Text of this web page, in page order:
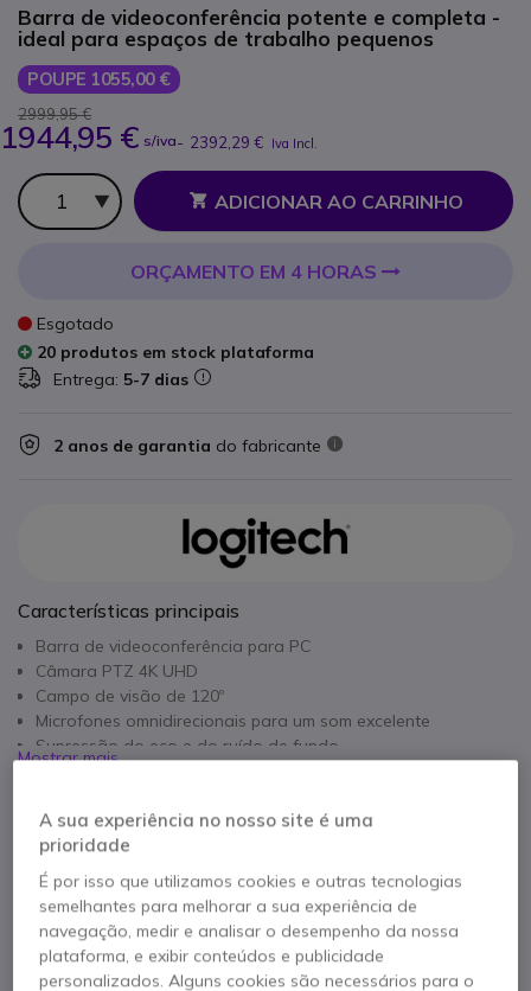
Barra de videoconferência potente e completa -
ideal para espaços de trabalho pequenos
POUPE 1055,00 €
2999,95 €
1944,95 € s/iva- 2392,29 € Iva Incl.
Qtd
ADICIONAR AO CARRINHO
ORÇAMENTO EM 4 HORAS
Esgotado
20 produtos em stock plataforma
Entrega: 5-7 dias
2 anos de garantia do fabricante
Características principais
Barra de videoconferência para PC
Câmara PTZ 4K UHD
Campo de visão de 120º
Microfones omnidirecionais para um som excelente
Supressão do eco e do ruído de fundo
Mostrar mais
Na embalagem
1x Logitech Rally Bar Mini
1x Cabo de alimentação
1x Cabo HDMI de 2 m
1x Cabo USB de 2,2 m
1x Comando
1x Tampa da objetiva
Manual de utilizador
A sua experiência no nosso site é uma
prioridade
É por isso que utilizamos cookies e outras tecnologias
semelhantes para melhorar a sua experiência de
navegação, medir e analisar o desempenho da nossa
plataforma, e exibir conteúdos e publicidade
personalizados. Alguns cookies são necessários para o